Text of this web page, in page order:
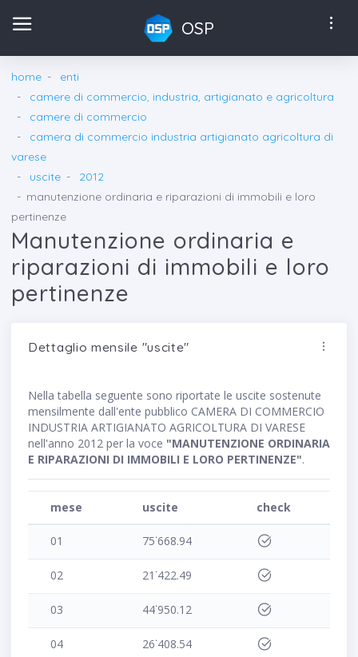
OSP
home
enti
camere di commercio, industria, artigianato e agricoltura
camere di commercio
camera di commercio industria artigianato agricoltura di
varese
uscite
2012
manutenzione ordinaria e riparazioni di immobili e loro
pertinenze
Manutenzione ordinaria e
riparazioni di immobili e loro
pertinenze
Dettaglio mensile "uscite"
Nella tabella seguente sono riportate le uscite sostenute
mensilmente dall'ente pubblico CAMERA DI COMMERCIO
INDUSTRIA ARTIGIANATO AGRICOLTURA DI VARESE
nell'anno 2012 per la voce "MANUTENZIONE ORDINARIA
E RIPARAZIONI DI IMMOBILI E LORO PERTINENZE".
mese uscite check
01 75˙668.94
02 21˙422.49
03 44˙950.12
04 26˙408.54